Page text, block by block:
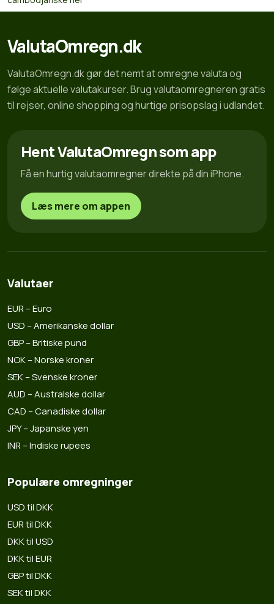
ValutaOmregn.dk
ValutaOmregn.dk gør det nemt at omregne valuta og
følge aktuelle valutakurser. Brug valutaomregneren gratis
til rejser, online shopping og hurtige prisopslag i udlandet.
Hent ValutaOmregn som app
Få en hurtig valutaomregner direkte på din iPhone.
Læs mere om appen
Valutaer
EUR – Euro
USD – Amerikanske dollar
GBP – Britiske pund
NOK – Norske kroner
SEK – Svenske kroner
AUD – Australske dollar
CAD – Canadiske dollar
JPY – Japanske yen
INR – Indiske rupees
Populære omregninger
USD til DKK
EUR til DKK
DKK til USD
DKK til EUR
GBP til DKK
SEK til DKK